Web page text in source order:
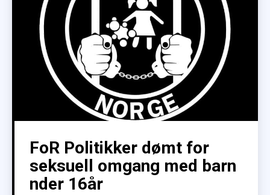
FoR Politikker dømt for
seksuell omgang med barn
nder 16år